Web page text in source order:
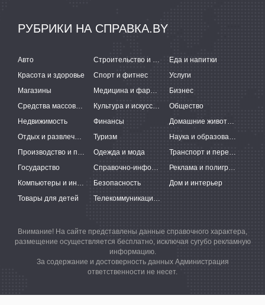
РУБРИКИ НА СПРАВКА.BY
Авто Строительство и ремонт
Еда и напитки
Красота и здоровье
Спорт и фитнес
Услуги
Магазины
Медицина и фармацевтика
Бизнес
Средства массовой информации
Культура и искусство
Общество
Недвижимость
Финансы
Домашние животные
Отдых и развлечения
Туризм
Наука и образование
Производство и поставки
Одежда и мода
Транспорт и перевозки
Государство
Справочно-информационные системы
Реклама и полиграфия
Компьютеры и интернет
Безопасность
Дом и интерьер
Товары для детей
Телекоммуникации и связь
Внимание! На сайте представлены данные справочного характера,
размещение осуществляется бесплатно, исключая сугубо рекламную
информацию.
За содержание и достоверность данных Администрация
ответственности не несет.